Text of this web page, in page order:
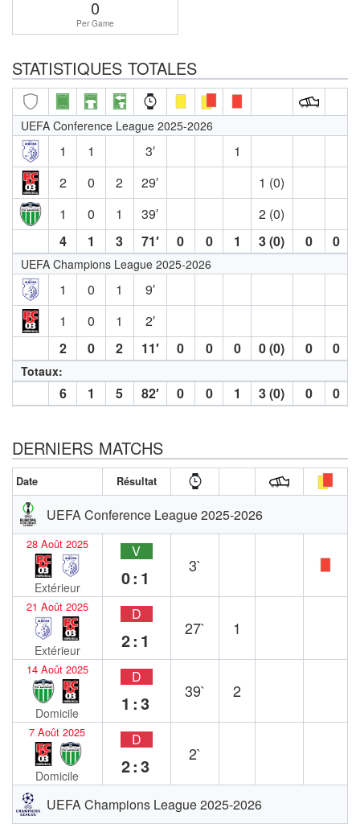
0
Per Game
STATISTIQUES TOTALES
UEFA Conference League 2025-2026
1 1 3′
1
2
0 2 29′
1 (0)
1
0 1 39′
2 (0)
4
1 3 71′ 0 0 1 3 (0) 0 0
UEFA Champions League 2025-2026
1 0 1
9′
1
0 1
2′
2
0 2 11′ 0 0 0 0 (0) 0 0
Totaux:
6 1 5 82′ 0 0 1 3 (0) 0 0
DERNIERS MATCHS
Date Résultat
UEFA Conference League 2025-2026
28 Août 2025
Extérieur
V
0:1
3`
21 Août 2025
Extérieur
D
2:1
27` 1
14 Août 2025
Domicile
D
1:3
39` 2
7 Août 2025
Domicile
D
2:3
2`
UEFA Champions League 2025-2026